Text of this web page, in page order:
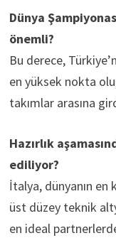
Dünya
önemli?
Bu derece,
en yüksek nokta
takımlar arasına
Hazırlık
ediliyor?
İtalya, dünyanın en
üst düzey teknik
en ideal